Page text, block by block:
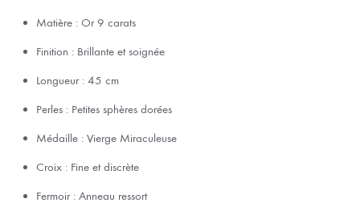
Matière : Or 9 carats
Finition : Brillante et soignée
Longueur : 45 cm
Perles : Petites sphères dorées
Médaille : Vierge Miraculeuse
Croix : Fine et discrète
Fermoir : Anneau ressort